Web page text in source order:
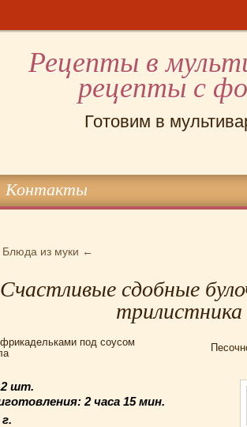
Рецепты в
рецепты с
Готовим в
Контакты
Блюда из муки ←
Счастливые сдобные
трилистника
под соусом
шт.
2 часа 15 мин.
г.